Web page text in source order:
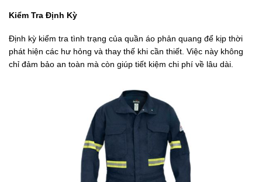
Kiểm Tra Định Kỳ
Định kỳ kiểm tra tình trạng của quần áo phản quang để kịp thời
phát hiện các hư hỏng và thay thế khi cần thiết. Việc này không
chỉ đảm bảo an toàn mà còn giúp tiết kiệm chi phí về lâu dài.